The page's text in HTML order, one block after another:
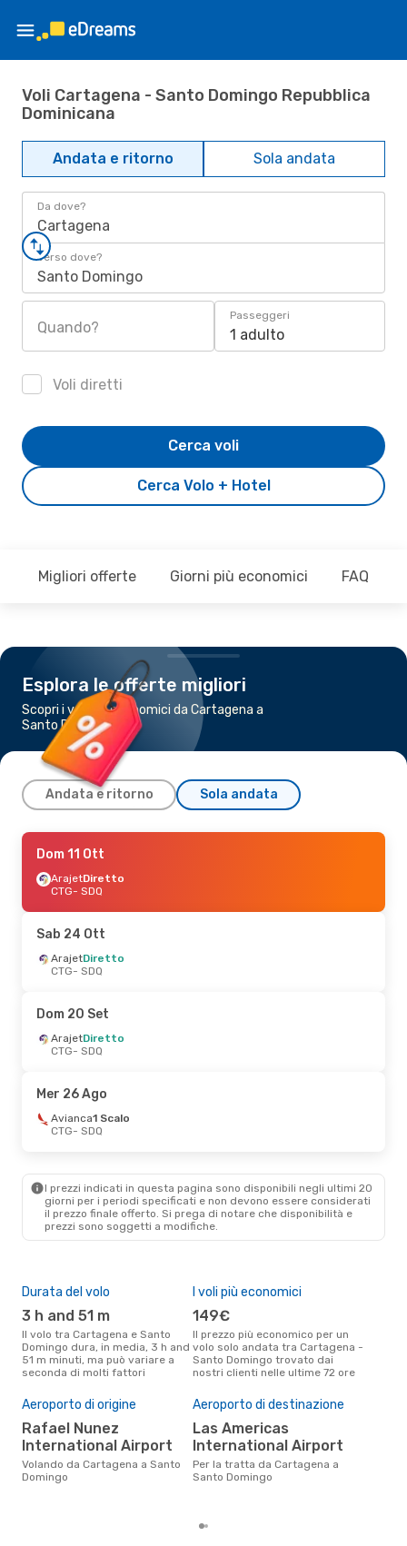
Voli Cartagena - Santo Domingo Repubblica
Dominicana
Andata e ritorno Sola andata
Da dove?
Cartagena
Verso dove?
Santo Domingo
Quando?
Passeggeri
1 adulto
Voli diretti
Cerca Volo + Hotel
Cerca voli
Migliori offerte Giorni più economici FAQ
Esplora le offerte migliori
Scopri i voli più economici da Cartagena a
Santo Domingo
Andata e ritorno Sola andata
Sab 19 Set- Dom 20 Set
ArajetDiretto
CTG- SDQ
SDQ- CTG
Dom 11 Ott
ArajetDiretto
CTG- SDQ
Sab 24 Ott
ArajetDiretto
CTG- SDQ
Dom 20 Set
ArajetDiretto
CTG- SDQ
Mer 26 Ago
Avianca1 Scalo
CTG- SDQ
I prezzi indicati in questa pagina sono disponibili negli ultimi 20
giorni per i periodi specificati e non devono essere considerati
il ​​prezzo finale offerto. Si prega di notare che disponibilità e
prezzi sono soggetti a modifiche.
Durata del volo
3 h and 51 m
Il volo tra Cartagena e Santo
Domingo dura, in media, 3 h and
51 m minuti, ma può variare a
seconda di molti fattori
I voli più economici
149€
Il prezzo più economico per un
volo solo andata tra Cartagena -
Santo Domingo trovato dai
nostri clienti nelle ultime 72 ore
Aeroporto di origine
Rafael Nunez
International Airport
Volando da Cartagena a Santo
Domingo
Aeroporto di destinazione
Las Americas
International Airport
Per la tratta da Cartagena a
Santo Domingo